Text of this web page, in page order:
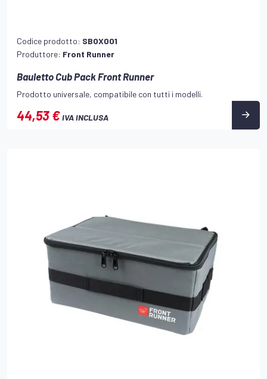
Codice prodotto: SBOX001
Produttore: Front Runner
Bauletto Cub Pack Front Runner
Prodotto universale, compatibile con tutti i modelli.
44,53 €IVA INCLUSA